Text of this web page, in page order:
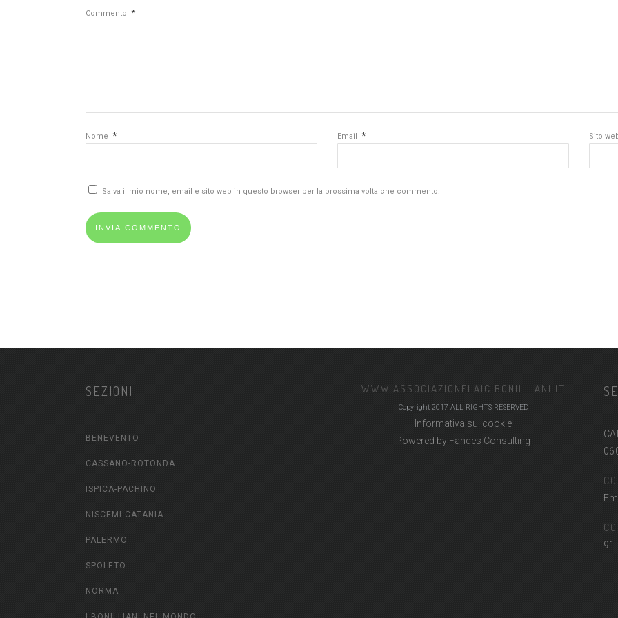
Commento *
Nome * Email * Sito
Salva il mio nome, email e sito web in questo browser per la prossima volta che commento.
SEZIONI
BENEVENTO
CASSANO-ROTONDA
ISPICA-PACHINO
NISCEMI-CATANIA
PALERMO
SPOLETO
NORMA
WWW.ASSOCIAZIONELAICIBONILLIANI.IT
Copyright 2017 ALL RIGHTS RESERVED
Informativa sui cookie
Powered by Fandes Consulting
91